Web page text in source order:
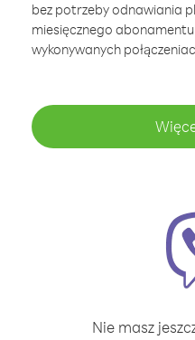
bez potrzeby odnawiania
miesięcznego
wykonywanych
Nie masz